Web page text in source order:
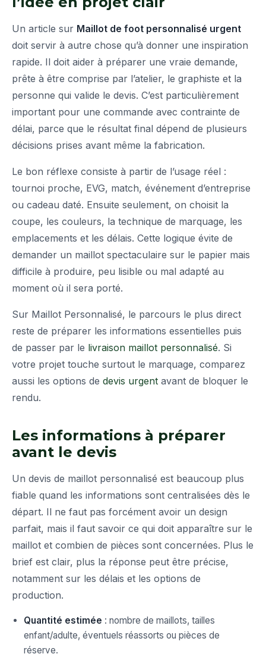
Un article sur Maillot de foot personnalisé urgent
doit servir à autre chose qu’à donner une inspiration
rapide. Il doit aider à préparer une vraie demande,
prête à être comprise par l’atelier, le graphiste et la
personne qui valide le devis. C’est particulièrement
important pour une commande avec contrainte de
délai, parce que le résultat final dépend de plusieurs
décisions prises avant même la fabrication.
Le bon réflexe consiste à partir de l’usage réel :
tournoi proche, EVG, match, événement d’entreprise
ou cadeau daté. Ensuite seulement, on choisit la
coupe, les couleurs, la technique de marquage, les
emplacements et les délais. Cette logique évite de
demander un maillot spectaculaire sur le papier mais
difficile à produire, peu lisible ou mal adapté au
moment où il sera porté.
Sur Maillot Personnalisé, le parcours le plus direct
reste de préparer les informations essentielles puis
de passer par le livraison maillot personnalisé. Si
votre projet touche surtout le marquage, comparez
aussi les options de devis urgent avant de bloquer le
rendu.
Les informations à préparer
avant le devis
Un devis de maillot personnalisé est beaucoup plus
fiable quand les informations sont centralisées dès le
départ. Il ne faut pas forcément avoir un design
parfait, mais il faut savoir ce qui doit apparaître sur le
maillot et combien de pièces sont concernées. Plus le
brief est clair, plus la réponse peut être précise,
notamment sur les délais et les options de
production.
Quantité estimée : nombre de maillots, tailles
enfant/adulte, éventuels réassorts ou pièces de
réserve.